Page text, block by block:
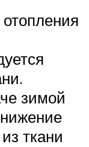
зимой
ткани